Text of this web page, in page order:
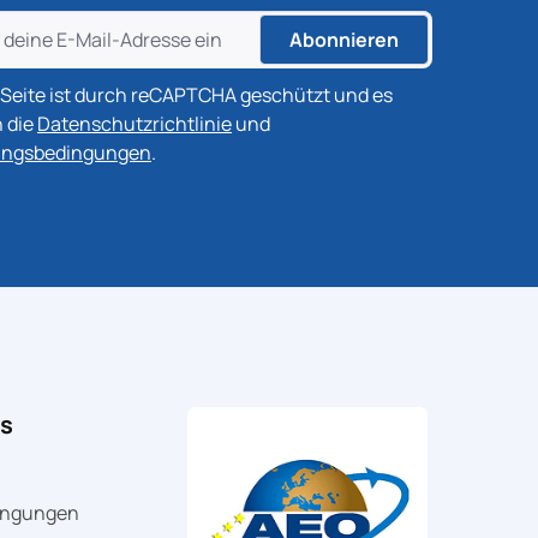
Abonnieren
ist durch reCAPTCHA geschützt und es
dieDatenschutzrichtlinieund
.